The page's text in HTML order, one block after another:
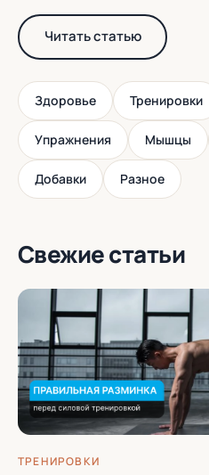
Читать статью
Здоровье Тренировки
Упражнения Мышцы
Добавки Разное
Свежие статьи
ТРЕНИРОВКИ